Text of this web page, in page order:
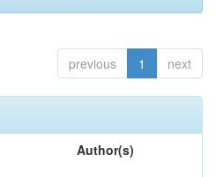
previous 1 next
Author(s)